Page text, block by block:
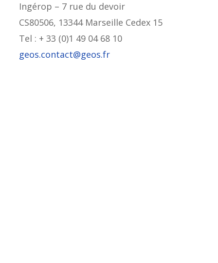
Ingérop – 7 rue du devoir
CS80506, 13344 Marseille Cedex 15
Tel : + 33 (0)1 49 04 68 10
geos.contact@geos.fr